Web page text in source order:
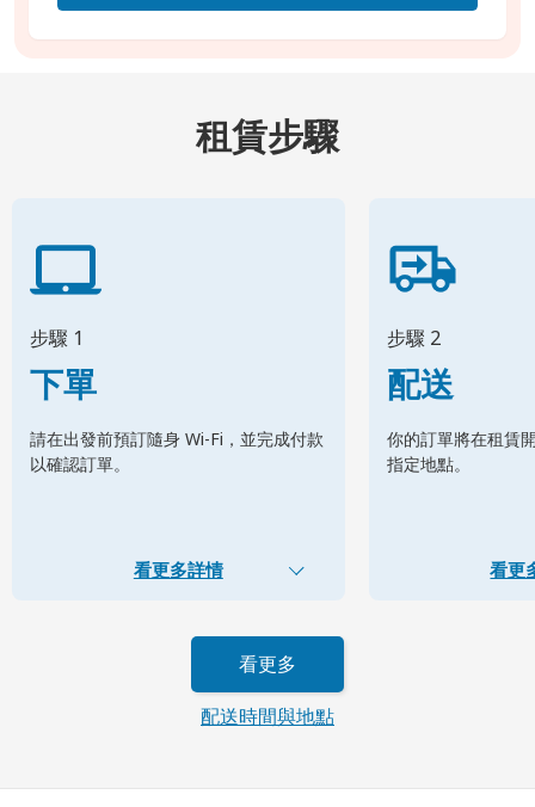
租賃步驟
步驟 1
下單
請在出發前預訂隨身 Wi-Fi，並完成付款
以確認訂單。
看更多詳情
步驟 2
配送
你的訂單將在租賃
指定地點。
看更
看更多
配送時間與地點